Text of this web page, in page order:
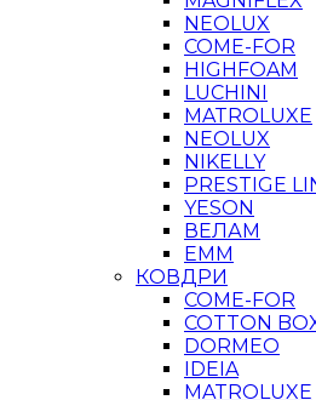
NEOLUX
COME-FOR
HIGHFOAM
LUCHINI
MATROLUXE
NEOLUX
NIKELLY
PRESTIGE
YESON
ВЕЛАМ
ЕММ
КОВДРИ
COME-FOR
COTTON
DORMEO
IDEIA
MATROLUXE